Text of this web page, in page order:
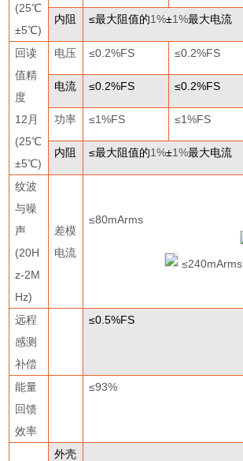
(25℃
±5℃)
内阻 ≤最大阻值的1%±1%最大电流
回读
值精
度
12 月
(25℃
±5℃)
电压 ≤0.2%FS ≤0.2%FS
电流 ≤0.2%FS ≤0.2%FS
功率 ≤1%FS ≤1%FS
内阻 ≤最大阻值的1%±1%最大电流
纹波
与噪
声
(20H
z-2M
Hz)
差模
电流
≤80mArms
≤240mArms
远程
感测
补偿
≤0.5%FS
能量
回馈
效率
≤93%
外壳